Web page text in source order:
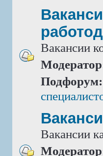
Вакансии
Подфорум:
Вакансии